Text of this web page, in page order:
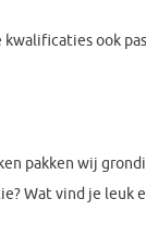
ook
pakken wij
Wat vind je